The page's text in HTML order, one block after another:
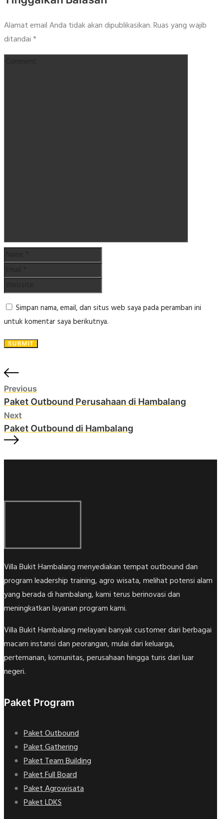
Alamat email Anda tidak akan dipublikasikan.Ruas yang wajib
ditandai*
Simpan nama, email, dan situs web saya pada peramban ini
untuk komentar saya berikutnya.
Previous
Paket Outbound Perusahaan di Hambalang
Next
Paket Outbound di Hambalang
Villa Bukit Hambalang menyediakan tempat outbound dan
program leadership training, agro wisata, melihat potensi alam
yang berada di hambalang, kami terus berinovasi dan
meningkatkan layanan program kami.
Villa Bukit Hambalang melayani banyak customer dari berbagai
macam instansi dan peorangan, mulai dari keluarga,
pertemanan, komunitas, perusahaan hingga turis dari luar
negeri.
Paket Program
Paket Outbound
Paket Gathering
Paket Team Building
Paket Full Board
Paket Agrowisata
Paket LDKS